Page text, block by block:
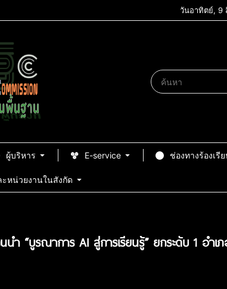
วันอาทิตย์, 9
ผู้บริหาร E-service ช่องทางร้องเรี
หน่วยงานในสังกัด
ำ “บูรณาการ AI สู่การเรียนรู้” ยกระดับ 1 อำเ